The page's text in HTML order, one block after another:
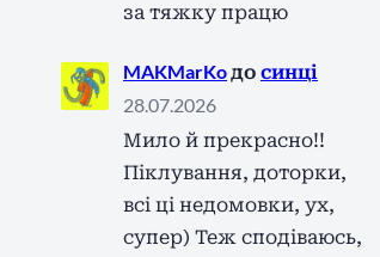
за тяжку працю
MAKMarKoдо синці
28.07.2026
Мило й прекрасно!!
Піклування, доторки,
всі ці недомовки, ух,
супер) Теж сподіваюсь,